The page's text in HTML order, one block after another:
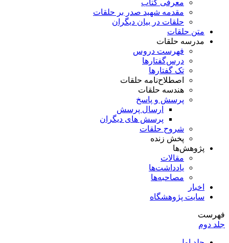
معرفی کتاب
مقدمه شهید صدر بر حلقات
حلقات در بیان دیگران
متن حلقات
مدرسه حلقات
فهرست دروس
درس‌گفتار‌ها
تک گفتارها
اصطلاح‌نامه حلقات
هندسه حلقات
پرسش و پاسخ
ارسال پرسش
پرسش های دیگران
شروح حلقات
پخش زنده
پژوهش‌ها
مقالات
یادداشت‌ها
مصاحبه‌ها
اخبار
سایت پژوهشگاه
فهرست
جلد دوم